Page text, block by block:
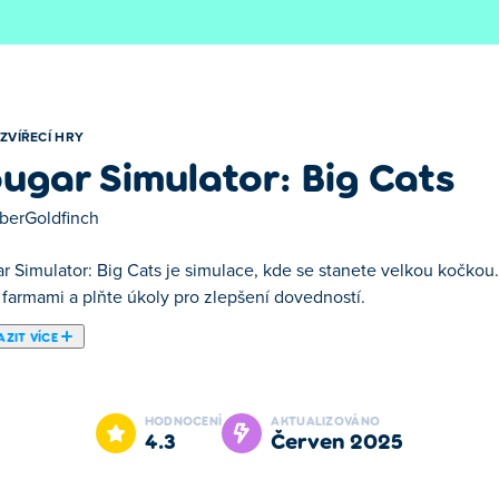
ZVÍŘECÍ HRY
Simulator: Big Cats
Simulator: Big Cats je simulace, kde se stanete velkou
farmami a plňte úkoly pro zlepšení dovedností.
VÍCE
žijete život mocné pumy! Lovíte potravu, prozkoumáváte
zvířat až po divoké predátory, jako jsou vlci a hadi.
abyste vynikli. Jste připraveni ovládnout divočinu a
HODNOCENÍ
4.3
AKTUALIZOVÁNO
červen 2025